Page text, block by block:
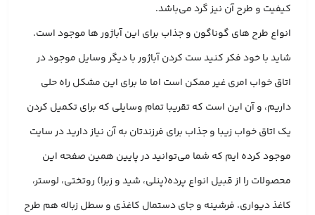
کیفیت و طرح آن نیز گرد می‌باشد.
انواع طرح های گوناگون و جذاب برای این آباژور ها موجود است.
شاید با خود فکر کنید ست کردن آباژور با دیگر وسایل موجود در
اتاق خواب امری غیر ممکن است اما ما برای این مشکل راه حلی
داریم، و آن این است که تقریبا تمام وسایلی که برای تکمیل کردن
یک اتاق خواب زیبا و جذاب برای فرزندتان به آن نیاز دارید در سایت
موجود کرده ایم که شما می‌توانید در پایین همین صفحه این
محصولات را از قبیل انواع پرده(پنلی، شید و زبرا) روتختی، لوستر،
کاغذ دیواری، فرشینه و جای دستمال کاغذی و سطل زباله هم طرح